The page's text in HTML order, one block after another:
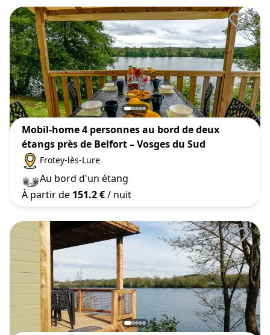
Mobil-home 4 personnes au bord de deux
étangs près de Belfort – Vosges du Sud
Frotey-lès-Lure
Au bord d'un étang
À partir de 151.2 €/ nuit